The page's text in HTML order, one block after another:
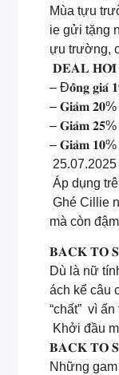
Mùa tựu
ie gửi tặng
ựu trường,
𝐃𝐄𝐀𝐋
– Đ𝐨̂̀𝐧𝐠 𝐠𝐢𝐚́
– 𝐆𝐢𝐚̉𝐦
– 𝐆𝐢𝐚̉𝐦
– 𝐆𝐢𝐚̉𝐦
Áp dụng
Ghé Cillie
mà còn
𝐁𝐀𝐂𝐊 𝐓𝐎
Dù là nữ
ách kể câu
“chất” vì
Khởi đầu
𝐁𝐀𝐂𝐊 𝐓𝐎
Những